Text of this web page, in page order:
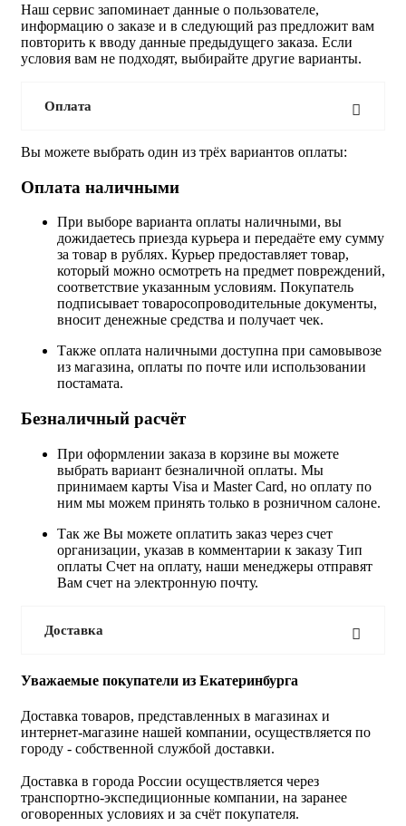
Наш сервис запоминает данные о пользователе,
информацию о заказе и в следующий раз предложит вам
повторить к вводу данные предыдущего заказа. Если
условия вам не подходят, выбирайте другие варианты.
Оплата
Вы можете выбрать один из трёх вариантов оплаты:
Оплата наличными
При выборе варианта оплаты наличными, вы
дожидаетесь приезда курьера и передаёте ему сумму
за товар в рублях. Курьер предоставляет товар,
который можно осмотреть на предмет повреждений,
соответствие указанным условиям. Покупатель
подписывает товаросопроводительные документы,
вносит денежные средства и получает чек.
Также оплата наличными доступна при самовывозе
из магазина, оплаты по почте или использовании
постамата.
Безналичный расчёт
При оформлении заказа в корзине вы можете
выбрать вариант безналичной оплаты. Мы
принимаем карты Visa и Master Card, но оплату по
ним мы можем принять только в розничном салоне.
Так же Вы можете оплатить заказ через счет
организации, указав в комментарии к заказу Тип
оплаты Счет на оплату, наши менеджеры отправят
Вам счет на электронную почту.
Доставка
Уважаемые покупатели из Екатеринбурга
Доставка товаров, представленных в магазинах и
интернет-магазине нашей компании, осуществляется по
городу - собственной службой доставки.
Доставка в города России осуществляется через
транспортно-экспедиционные компании, на заранее
оговоренных условиях и за счёт покупателя.